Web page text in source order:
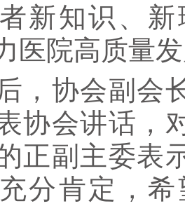
新知识、
医院高质量
协会副会长
协会讲话，
正副主委表
分肯定，